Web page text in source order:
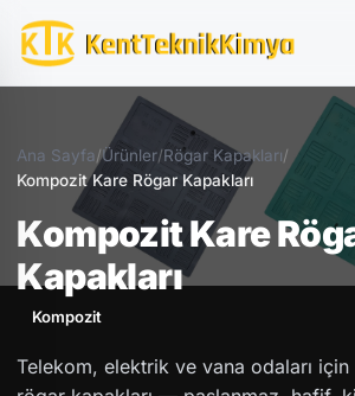
Ana Sayfa/Ürünler/Rögar Kapakları/
Kompozit Kare Rögar Kapakları
Kompozit Kare
Kapakları
Kompozit
Telekom, elektrik ve vana odaları